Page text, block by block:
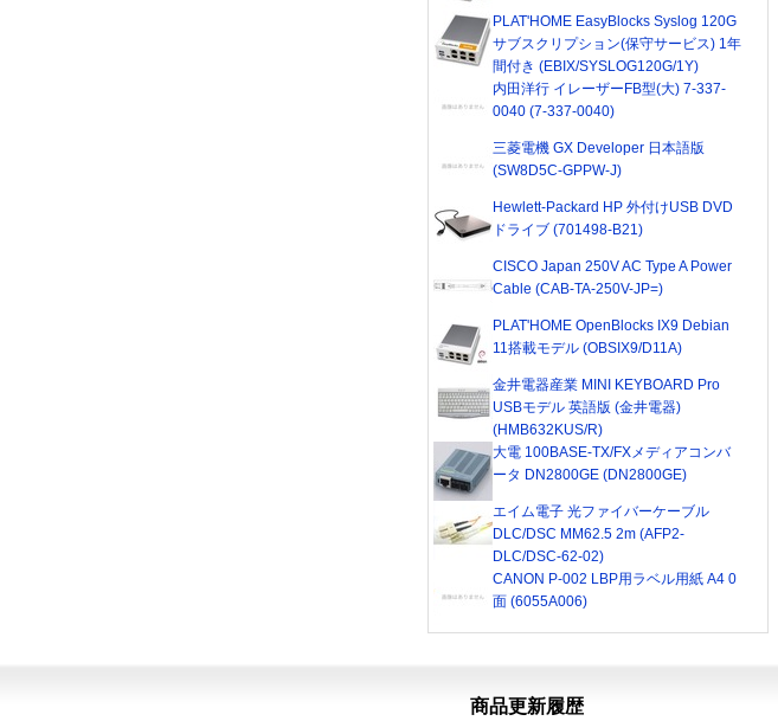
PLAT'HOME EasyBlocks Syslog 120G
サブスクリプション(保守サービス) 1年
間付き (EBIX/SYSLOG120G/1Y)
内田洋行 イレーザーFB型(大) 7-337-
0040 (7-337-0040)
三菱電機 GX Developer 日本語版
(SW8D5C-GPPW-J)
Hewlett-Packard HP 外付けUSB DVD
ドライブ (701498-B21)
CISCO Japan 250V AC Type A Power
Cable (CAB-TA-250V-JP=)
PLAT'HOME OpenBlocks IX9 Debian
11搭載モデル (OBSIX9/D11A)
金井電器産業 MINI KEYBOARD Pro
USBモデル 英語版 (金井電器)
(HMB632KUS/R)
大電 100BASE-TX/FXメディアコンバ
ータ DN2800GE (DN2800GE)
エイム電子 光ファイバーケーブル
DLC/DSC MM62.5 2m (AFP2-
DLC/DSC-62-02)
CANON P-002 LBP用ラベル用紙 A4 0
面 (6055A006)
商品更新履歴